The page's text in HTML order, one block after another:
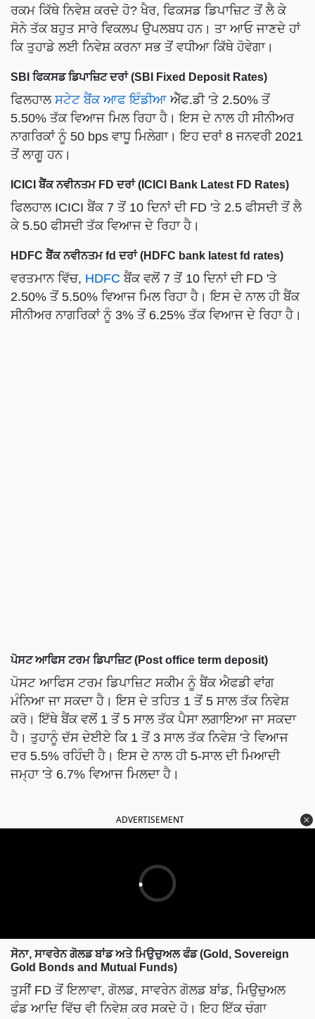
ਰਕਮ ਕਿੱਥੇ ਨਿਵੇਸ਼ ਕਰਦੇ ਹੋ? ਖੈਰ, ਫਿਕਸਡ ਡਿਪਾਜ਼ਿਟ ਤੋਂ ਲੈ ਕੇ
ਸੋਨੇ ਤੱਕ ਬਹੁਤ ਸਾਰੇ ਵਿਕਲਪ ਉਪਲਬਧ ਹਨ। ਤਾ ਆਓ ਜਾਣਦੇ ਹਾਂ
ਕਿ ਤੁਹਾਡੇ ਲਈ ਨਿਵੇਸ਼ ਕਰਨਾ ਸਭ ਤੋਂ ਵਧੀਆ ਕਿੱਥੇ ਹੋਵੇਗਾ।
SBI ਫਿਕਸਡ ਡਿਪਾਜ਼ਿਟ ਦਰਾਂ (SBI Fixed Deposit Rates)
ਫਿਲਹਾਲ ਸਟੇਟ ਬੈਂਕ ਆਫ ਇੰਡੀਆ ਐੱਫ.ਡੀ 'ਤੇ 2.50% ਤੋਂ
5.50% ਤੱਕ ਵਿਆਜ ਮਿਲ ਰਿਹਾ ਹੈ। ਇਸ ਦੇ ਨਾਲ ਹੀ ਸੀਨੀਅਰ
ਨਾਗਰਿਕਾਂ ਨੂੰ 50 bps ਵਾਧੂ ਮਿਲੇਗਾ। ਇਹ ਦਰਾਂ 8 ਜਨਵਰੀ 2021
ਤੋਂ ਲਾਗੂ ਹਨ।
ICICI ਬੈਂਕ ਨਵੀਨਤਮ FD ਦਰਾਂ (ICICI Bank Latest FD Rates)
ਫਿਲਹਾਲ ICICI ਬੈਂਕ 7 ਤੋਂ 10 ਦਿਨਾਂ ਦੀ FD 'ਤੇ 2.5 ਫੀਸਦੀ ਤੋਂ ਲੈ
ਕੇ 5.50 ਫੀਸਦੀ ਤੱਕ ਵਿਆਜ ਦੇ ਰਿਹਾ ਹੈ।
HDFC ਬੈਂਕ ਨਵੀਨਤਮ fd ਦਰਾਂ (HDFC bank latest fd rates)
ਵਰਤਮਾਨ ਵਿੱਚ, HDFC ਬੈਂਕ ਵਲੋਂ 7 ਤੋਂ 10 ਦਿਨਾਂ ਦੀ FD 'ਤੇ
2.50% ਤੋਂ 5.50% ਵਿਆਜ ਮਿਲ ਰਿਹਾ ਹੈ। ਇਸ ਦੇ ਨਾਲ ਹੀ ਬੈਂਕ
ਸੀਨੀਅਰ ਨਾਗਰਿਕਾਂ ਨੂੰ 3% ਤੋਂ 6.25% ਤੱਕ ਵਿਆਜ ਦੇ ਰਿਹਾ ਹੈ।
ਪੋਸਟ ਆਫਿਸ ਟਰਮ ਡਿਪਾਜ਼ਿਟ (Post office term deposit)
ਪੋਸਟ ਆਫਿਸ ਟਰਮ ਡਿਪਾਜ਼ਿਟ ਸਕੀਮ ਨੂੰ ਬੈਂਕ ਐਫਡੀ ਵਾਂਗ
ਮੰਨਿਆ ਜਾ ਸਕਦਾ ਹੈ। ਇਸ ਦੇ ਤਹਿਤ 1 ਤੋਂ 5 ਸਾਲ ਤੱਕ ਨਿਵੇਸ਼
ਕਰੋ। ਇੱਥੇ ਬੈਂਕ ਵਲੋਂ 1 ਤੋਂ 5 ਸਾਲ ਤੱਕ ਪੈਸਾ ਲਗਾਇਆ ਜਾ ਸਕਦਾ
ਹੈ। ਤੁਹਾਨੂੰ ਦੱਸ ਦੇਈਏ ਕਿ 1 ਤੋਂ 3 ਸਾਲ ਤੱਕ ਨਿਵੇਸ਼ 'ਤੇ ਵਿਆਜ
ਦਰ 5.5% ਰਹਿੰਦੀ ਹੈ। ਇਸ ਦੇ ਨਾਲ ਹੀ 5-ਸਾਲ ਦੀ ਮਿਆਦੀ
ਜਮ੍ਹਾ 'ਤੇ 6.7% ਵਿਆਜ ਮਿਲਦਾ ਹੈ।
ਸੋਨਾ, ਸਾਵਰੇਨ ਗੋਲਡ ਬਾਂਡ ਅਤੇ ਮਿਉਚੁਅਲ ਫੰਡ (Gold, Sovereign
Gold Bonds and Mutual Funds)
ਤੁਸੀਂ FD ਤੋਂ ਇਲਾਵਾ, ਗੋਲਡ, ਸਾਵਰੇਨ ਗੋਲਡ ਬਾਂਡ, ਮਿਉਚੁਅਲ
ਫੰਡ ਆਦਿ ਵਿੱਚ ਵੀ ਨਿਵੇਸ਼ ਕਰ ਸਕਦੇ ਹੋ। ਇਹ ਇੱਕ ਚੰਗਾ
ਵਿਕਲਪ ਸਾਬਤ ਹੋ ਸਕਦਾ ਹੈ।